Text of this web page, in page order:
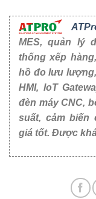
MES, quản lý
thống xếp
hồ đo lưu
HMI, IoT
đèn máy CNC,
suất, cảm biến
giá tốt. Được